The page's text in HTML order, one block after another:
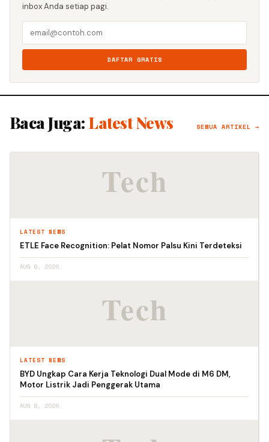
inbox Anda setiap pagi.
DAFTAR GRATIS
Baca Juga: Latest News SEMUA ARTIKEL →
LATEST NEWS
ETLE Face Recognition: Pelat Nomor Palsu Kini Terdeteksi
AUG 6, 2026
LATEST NEWS
BYD Ungkap Cara Kerja Teknologi Dual Mode di M6 DM,
Motor Listrik Jadi Penggerak Utama
AUG 6, 2026